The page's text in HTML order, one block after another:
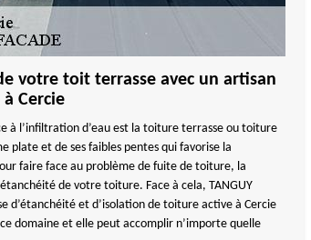
votre toit terrasse avec un artisan
Cercie
à l’infiltration d’eau est la toiture terrasse ou toiture
plate et de ses faibles pentes qui favorise la
faire face au problème de fuite de toiture, la
de votre toiture. Face à cela, TANGUY
d’étanchéité et d’isolation de toiture active à Cercie
domaine et elle peut accomplir n’importe quelle